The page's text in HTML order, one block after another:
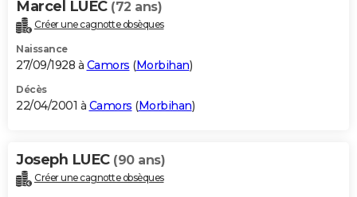
Marcel LUEC (72 ans)
Créer une cagnotte obsèques
Naissance
27/09/1928 à Camors (Morbihan)
Décès
22/04/2001 à Camors (Morbihan)
Joseph LUEC (90 ans)
Créer une cagnotte obsèques